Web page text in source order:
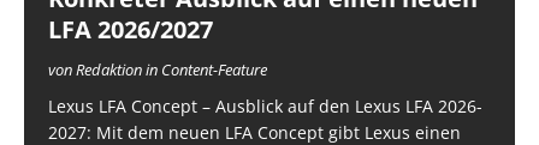
LFA 2026/2027
von Redaktion in Content-Feature
Lexus LFA Concept – Ausblick auf den Lexus LFA 2026-
2027: Mit dem neuen LFA Concept gibt Lexus einen